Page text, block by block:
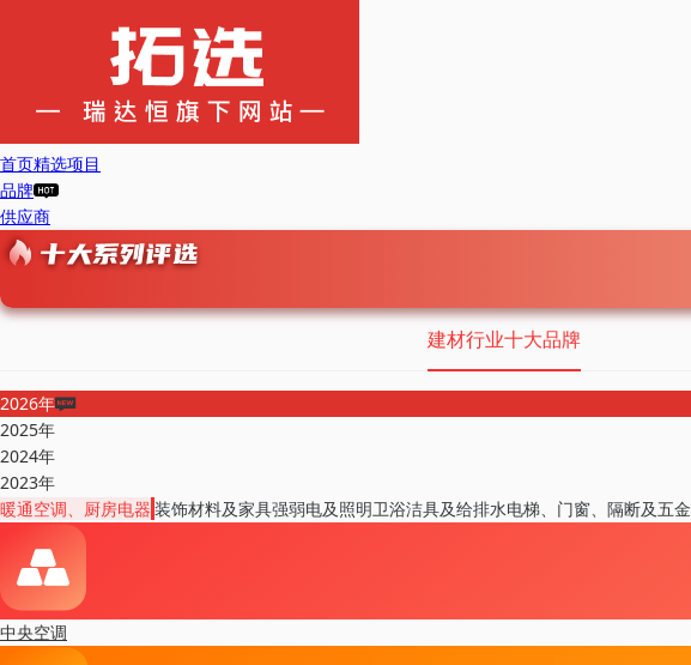
首页精选项目
品牌
供应商
建材行业十大品牌
2026年
2025年
2024年
2023年
暖通空调、厨房电器 装饰材料及家具强弱电及照明卫浴洁具及给排水电梯、门窗、隔断及五金
中央空调